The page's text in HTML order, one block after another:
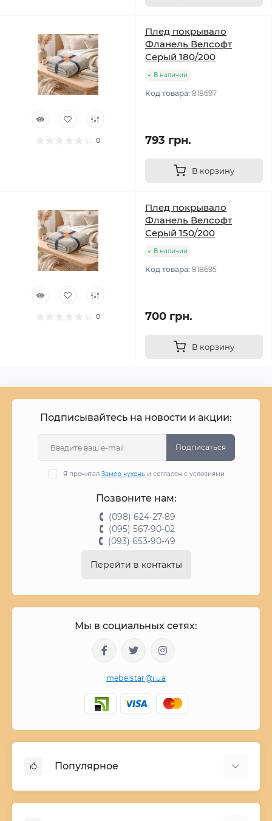
0
Плед покрывало
Фланель Велсофт
Серый 180/200
В наличии
Код товара: 818697
793 грн.
В корзину
0
Плед покрывало
Фланель Велсофт
Серый 150/200
В наличии
Код товара: 818695
700 грн.
В корзину
Подписывайтесь на новости и акции:
Подписаться
Я прочитал Замер кухоньи согласен с условиями
Позвоните нам:
(098) 624-27-89
(095) 567-90-02
(093) 653-90-49
Перейти в контакты
Мы в социальных сетях:
mebelstar@i.ua
Популярное